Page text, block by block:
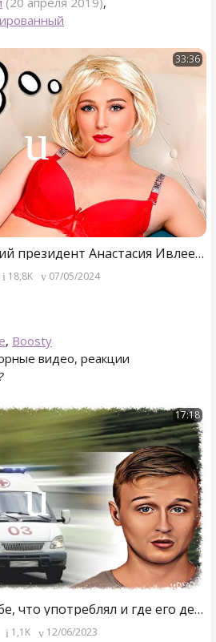
33:36
ВидеоОбзор - Будущий президент Анастасия Ивлеева (Немагия 2024)
18,8K 07/05/2024
, Boosty
видео, реакции
17:18
Немагия Лёха в рехабе, что употреблял и где его девушка
1,1K 12/06/2023